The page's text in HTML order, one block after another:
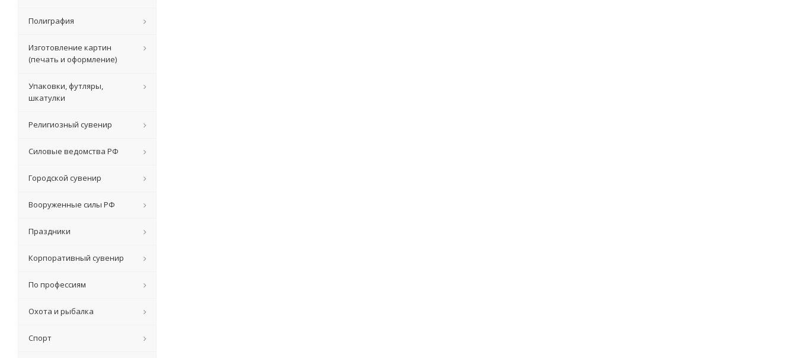
Полиграфия
Изготовление картин
(печать и оформление)
Упаковки, футляры,
шкатулки
Религиозный сувенир
Силовые ведомства РФ
Городской сувенир
Вооруженные силы РФ
Праздники
Корпоративный сувенир
По профессиям
Охота и рыбалка
Спорт